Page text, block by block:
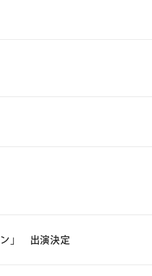
ン」 出演決定